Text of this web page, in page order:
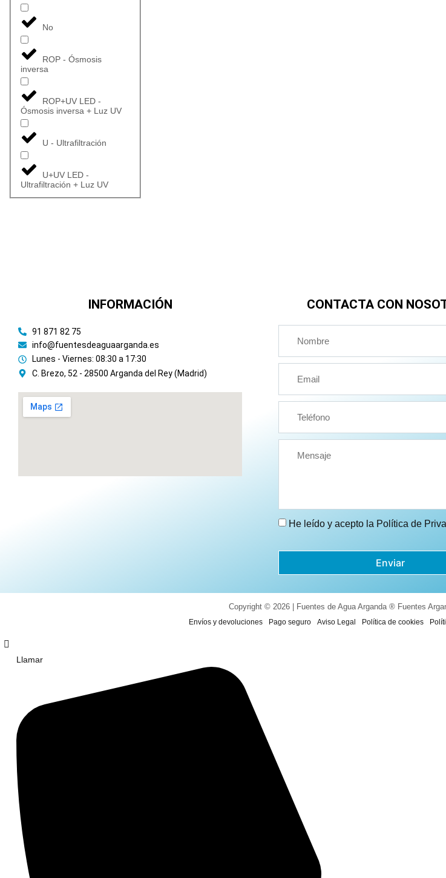
No
ROP - Ósmosis
inversa
ROP+UV LED -
Ósmosis inversa + Luz UV
U - Ultrafiltración
U+UV LED -
Ultrafiltración + Luz UV
INFORMACIÓN
91 871 82 75
info@fuentesdeaguaarganda.es
Lunes - Viernes: 08:30 a 17:30
C. Brezo, 52 - 28500 Arganda del Rey (Madrid)
CONTACTA CON
He leído y acepto la Política de
Enviar
Copyright © 2026 | Fuentes de Agua Arganda ® Fuentes
Envíos y devoluciones Pago seguro Aviso Legal Política de cookies
Llamar